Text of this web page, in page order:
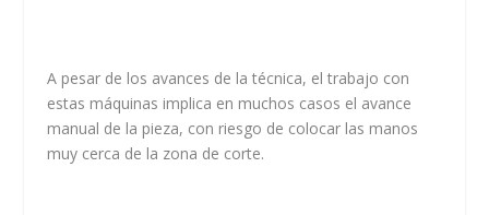
A pesar de los avances de la técnica, el trabajo con
estas máquinas implica en muchos casos el avance
manual de la pieza, con riesgo de colocar las manos
muy cerca de la zona de corte.